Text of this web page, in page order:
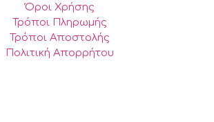
Όροι Χρήσης
Τρόποι Πληρωμής
Τρόποι Αποστολής
Πολιτική Απορρήτου